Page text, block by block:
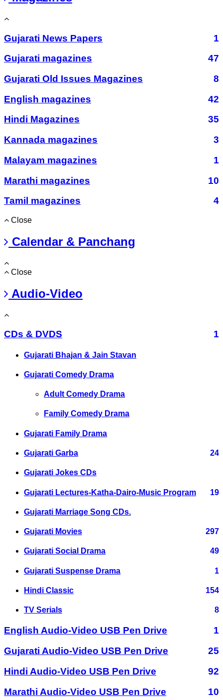
Gujarati News Papers
1
Gujarati magazines
47
Gujarati Old Issues Magazines
8
English magazines
42
Hindi Magazines
35
Kannada magazines
3
Malayam magazines
1
Marathi magazines
10
Tamil magazines
4
Close
Calendar & Panchang
Close
Audio-Video
CDs & DVDS 1
Gujarati Bhajan & Jain Stavan
Gujarati Comedy Drama
Adult Comedy Drama
Family Comedy Drama
Gujarati Family Drama
Gujarati Garba 24
Gujarati Jokes CDs
Gujarati Lectures-Katha-Dairo-Music Program 19
Gujarati Marriage Song CDs.
Gujarati Movies 297
Gujarati Social Drama 49
Gujarati Suspense Drama 1
Hindi Classic 154
TV Serials 8
English Audio-Video USB Pen Drive
1
Gujarati Audio-Video USB Pen Drive
25
Hindi Audio-Video USB Pen Drive
92
Marathi Audio-Video USB Pen Drive
10